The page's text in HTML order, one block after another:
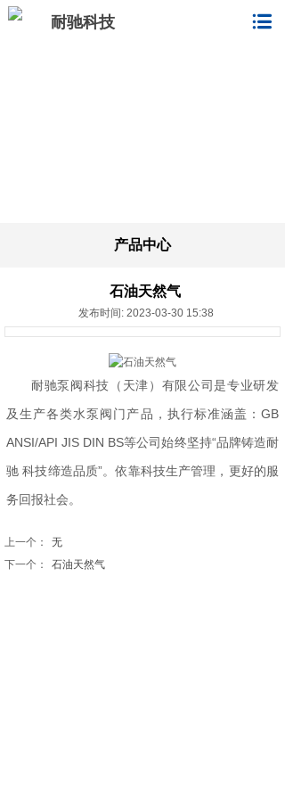
产品中心
石油天然气
发布时间: 2023-03-30 15:38
耐驰泵阀科技（天津）有限公司是专业研发
及生产各类水泵阀门产品，执行标准涵盖：GB
ANSI/API JIS DIN BS等公司始终坚持“品牌铸造耐
驰 科技缔造品质”。依靠科技生产管理，更好的服
务回报社会。
上一个：
无
下一个：
石油天然气
耐驰科技